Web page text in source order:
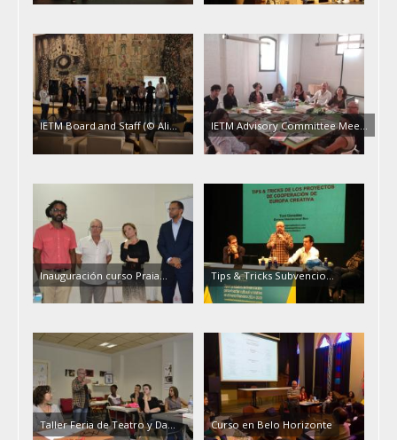
IETM Board and Staff (© Ali... IETM Advisory Committee Mee...
Inauguración curso Praia... Tips & Tricks Subvencio...
Taller Feria de Teatro y Da... Curso en Belo Horizonte